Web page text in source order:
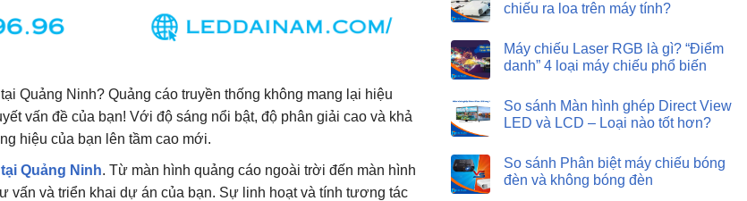
Quảng Ninh? Quảng cáo truyền thống không mang lại hiệu
vấn đề của bạn! Với độ sáng nổi bật, độ phân giải cao và khả
hiệu của bạn lên tầm cao mới.
Quảng Ninh. Từ màn hình quảng cáo ngoài trời đến màn hình
vấn và triển khai dự án của bạn. Sự linh hoạt và tính tương tác
chiếu ra loa trên máy tính?
Máy chiếu Laser RGB là gì? “Điểm
danh” 4 loại máy chiếu phổ biến
So sánh Màn hình ghép Direct View
LED và LCD – Loại nào tốt hơn?
So sánh Phân biệt máy chiếu bóng
đèn và không bóng đèn